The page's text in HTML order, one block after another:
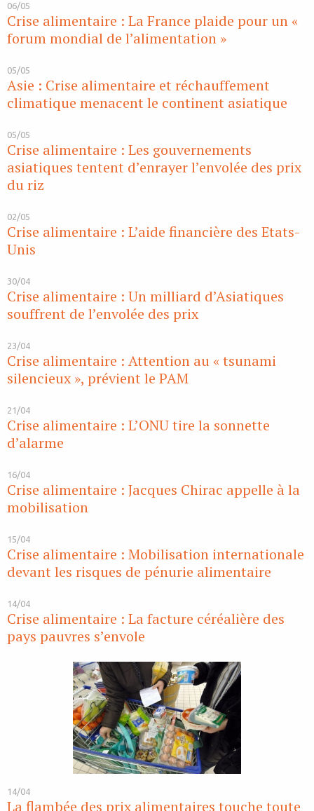
06/05
Crise alimentaire : La France plaide pour un «
forum mondial de l’alimentation »
05/05
Asie : Crise alimentaire et réchauffement
climatique menacent le continent asiatique
05/05
Crise alimentaire : Les gouvernements
asiatiques tentent d’enrayer l’envolée des prix
du riz
02/05
Crise alimentaire : L’aide financière des Etats-
Unis
30/04
Crise alimentaire : Un milliard d’Asiatiques
souffrent de l’envolée des prix
23/04
Crise alimentaire : Attention au « tsunami
silencieux », prévient le PAM
21/04
Crise alimentaire : L’ONU tire la sonnette
d’alarme
16/04
Crise alimentaire : Jacques Chirac appelle à la
mobilisation
15/04
Crise alimentaire : Mobilisation internationale
devant les risques de pénurie alimentaire
14/04
Crise alimentaire : La facture céréalière des
pays pauvres s’envole
14/04
La flambée des prix alimentaires touche toute